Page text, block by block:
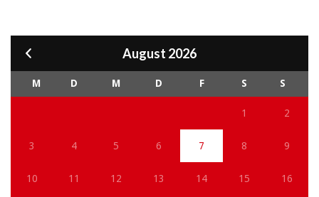
August 2026
M D M D F S S
1 2
3 4 5 6 7 8 9
10 11 12 13 14 15 16